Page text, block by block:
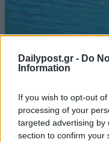
Dailypost.gr - Do
Information
If you wish to opt-out
processing of your
targeted advertising by
section to confirm your